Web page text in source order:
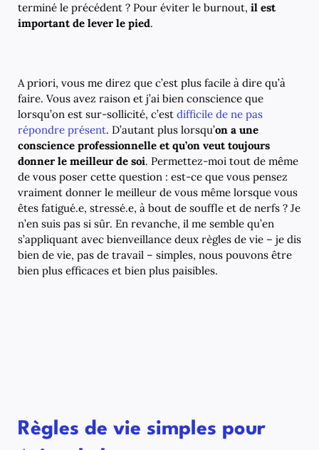
terminé le précédent ? Pour éviter le burnout, il est
important de lever le pied.
A priori, vous me direz que c’est plus facile à dire qu’à
faire. Vous avez raison et j’ai bien conscience que
lorsqu’on est sur-sollicité, c’est difficile de ne pas
répondre présent. D’autant plus lorsqu’on a une
conscience professionnelle et qu’on veut toujours
donner le meilleur de soi. Permettez-moi tout de même
de vous poser cette question : est-ce que vous pensez
vraiment donner le meilleur de vous même lorsque vous
êtes fatigué.e, stressé.e, à bout de souffle et de nerfs ? Je
n’en suis pas si sûr. En revanche, il me semble qu’en
s’appliquant avec bienveillance deux règles de vie – je dis
bien de vie, pas de travail – simples, nous pouvons être
bien plus efficaces et bien plus paisibles.
Règles de vie simples pour